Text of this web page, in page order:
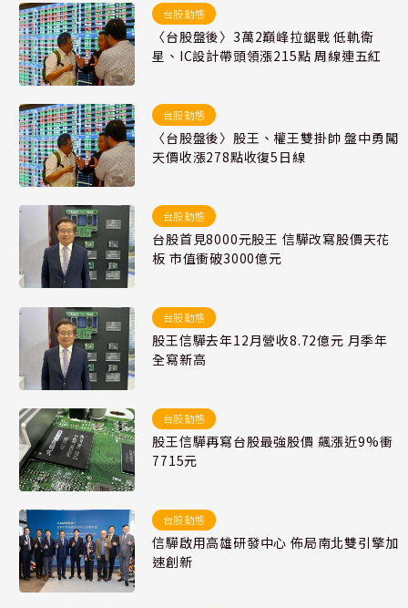
台股動態
〈台股盤後〉3萬2巔峰拉鋸戰 低軌衛
星、IC設計帶頭領漲215點 周線連五紅
台股動態
〈台股盤後〉股王、權王雙掛帥 盤中勇闖
天價收漲278點收復5日線
台股動態
台股首見8000元股王 信驊改寫股價天花
板 市值衝破3000億元
台股動態
股王信驊去年12月營收8.72億元 月季年
全寫新高
台股動態
股王信驊再寫台股最強股價 飆漲近9%衝
7715元
台股動態
信驊啟用高雄研發中心 佈局南北雙引擎加
速創新